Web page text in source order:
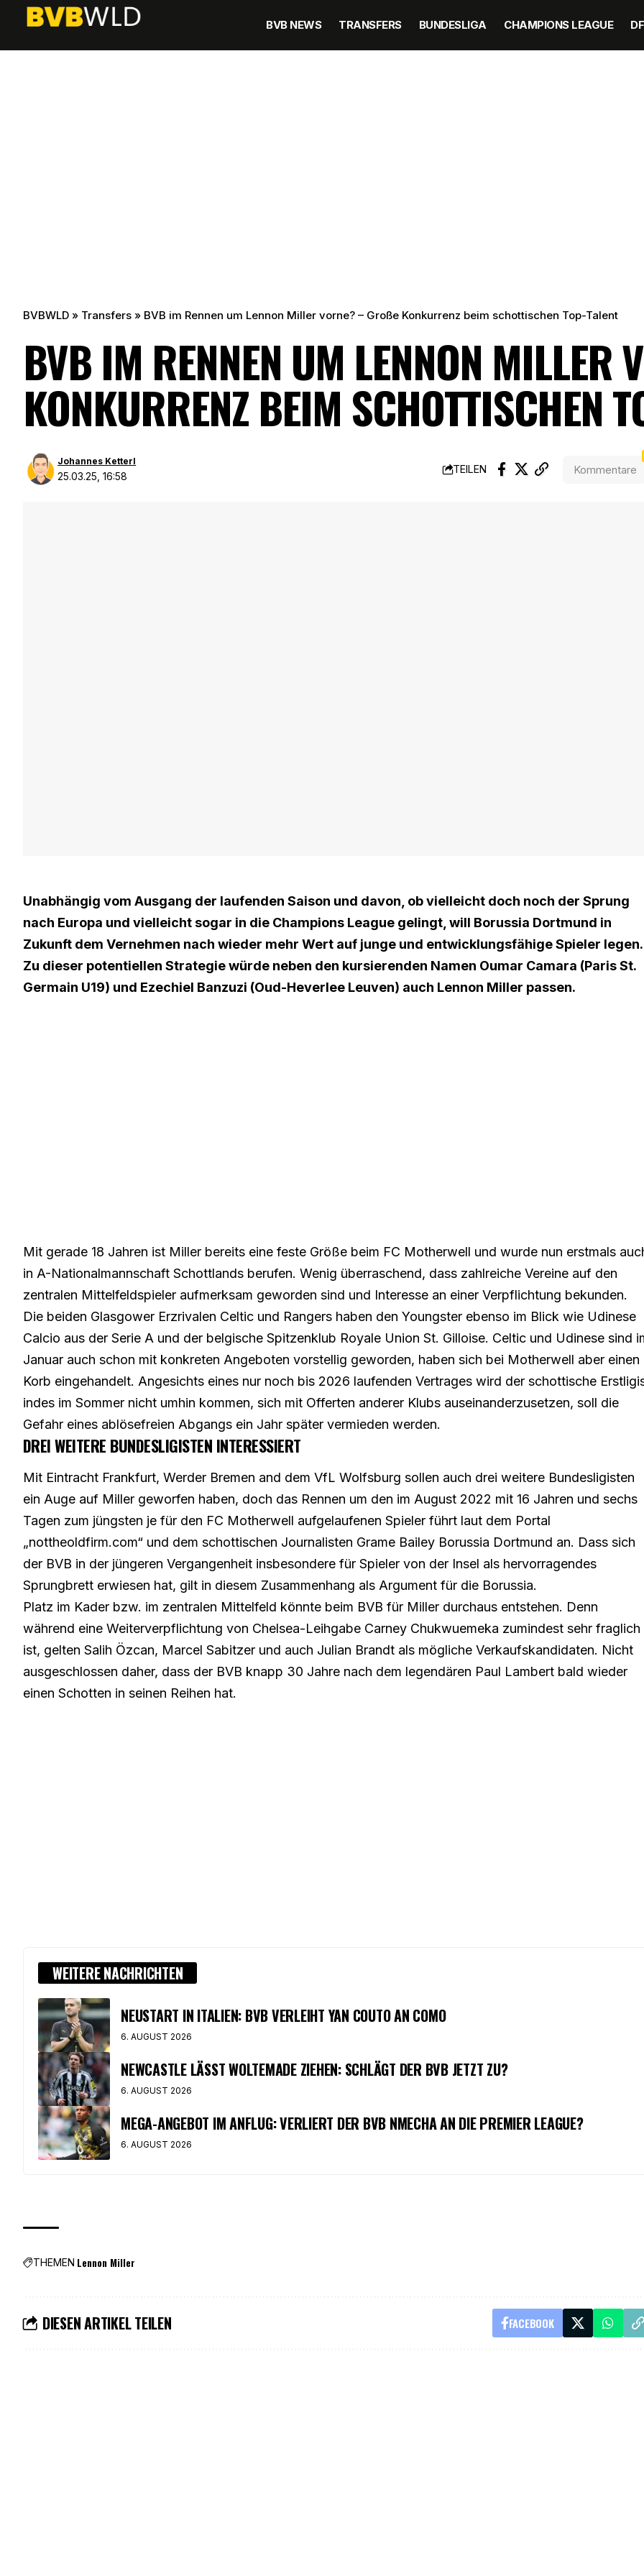
BVB NEWS TRANSFERS BUNDESLIGA CHAMPIONS LEAGUE
BVBWLD » Transfers » BVB im Rennen um Lennon Miller vorne? – Große Konkurrenz beim schottischen Top-Talent
BVB IM RENNEN UM LENNON MILLER
ONKURRENZ BEIM SCHOTTISCHEN
25.03.25, 16:58
Johannes Ketterl
TEILEN Kommentare
Unabhängig vom Ausgang der laufenden Saison und davon, ob vielleicht doch noch der Sprung
nach Europa und vielleicht sogar in die Champions League gelingt, will Borussia Dortmund in
Zukunft dem Vernehmen nach wieder mehr Wert auf junge und entwicklungsfähige Spieler legen.
Zu dieser potentiellen Strategie würde neben den kursierenden Namen Oumar Camara (Paris St.
Germain U19) und Ezechiel Banzuzi (Oud-Heverlee Leuven) auch Lennon Miller passen.
Mit gerade 18 Jahren ist Miller bereits eine feste Größe beim FC Motherwell und wurde nun erstmals
in A-Nationalmannschaft Schottlands berufen. Wenig überraschend, dass zahlreiche Vereine auf den
zentralen Mittelfeldspieler aufmerksam geworden sind und Interesse an einer Verpflichtung bekunden.
Die beiden Glasgower Erzrivalen Celtic und Rangers haben den Youngster ebenso im Blick wie Udinese
Calcio aus der Serie A und der belgische Spitzenklub Royale Union St. Gilloise. Celtic und Udinese sind
Januar auch schon mit konkreten Angeboten vorstellig geworden, haben sich bei Motherwell aber einen
Korb eingehandelt. Angesichts eines nur noch bis 2026 laufenden Vertrages wird der schottische
indes im Sommer nicht umhin kommen, sich mit Offerten anderer Klubs auseinanderzusetzen, soll die
Gefahr eines ablösefreien Abgangs ein Jahr später vermieden werden.
DREI WEITERE BUNDESLIGISTEN INTERESSIERT
Mit Eintracht Frankfurt, Werder Bremen and dem VfL Wolfsburg sollen auch drei weitere Bundesligisten
ein Auge auf Miller geworfen haben, doch das Rennen um den im August 2022 mit 16 Jahren und sechs
Tagen zum jüngsten je für den FC Motherwell aufgelaufenen Spieler führt laut dem Portal
„nottheoldfirm.com“ und dem schottischen Journalisten Grame Bailey Borussia Dortmund an. Dass sich
der BVB in der jüngeren Vergangenheit insbesondere für Spieler von der Insel als hervorragendes
Sprungbrett erwiesen hat, gilt in diesem Zusammenhang als Argument für die Borussia.
Platz im Kader bzw. im zentralen Mittelfeld könnte beim BVB für Miller durchaus entstehen. Denn
während eine Weiterverpflichtung von Chelsea-Leihgabe Carney Chukwuemeka zumindest sehr fraglich
ist, gelten Salih Özcan, Marcel Sabitzer und auch Julian Brandt als mögliche Verkaufskandidaten. Nicht
ausgeschlossen daher, dass der BVB knapp 30 Jahre nach dem legendären Paul Lambert bald wieder
einen Schotten in seinen Reihen hat.
WEITERE NACHRICHTEN
NEUSTART IN ITALIEN: BVB VERLEIHT YAN COUTO AN COMO
6. AUGUST 2026
NEWCASTLE LÄSST WOLTEMADE ZIEHEN: SCHLÄGT DER BVB JETZT ZU?
6. AUGUST 2026
MEGA-ANGEBOT IM ANFLUG: VERLIERT DER BVB NMECHA AN DIE PREMIER LEAGUE?
6. AUGUST 2026
THEMEN Lennon Miller
DIESEN ARTIKEL TEILEN FACEBOOK